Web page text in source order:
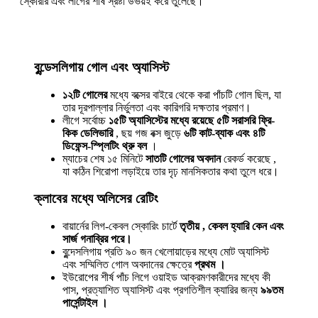
বুন্ডেসলিগায় গোল এবং অ্যাসিস্ট
১২টি গোলেরমধ্যে বক্সের বাইরে থেকে করা পাঁচটি গোল ছিল, যা
তার দূরপাল্লার নির্ভুলতা এবং কারিগরি দক্ষতার প্রমাণ।
লীগে সর্বোচ্চ ১৫টি অ্যাসিস্টের মধ্যে রয়েছে ৫টি সরাসরি ফ্রি-
কিক ডেলিভারি , ছয় গজ বক্স জুড়ে ৬টি কাট-ব্যাক এবং ৪টি
ডিফেন্স-স্প্লিটিং থ্রু বল ।
ম্যাচের শেষ ১৫ মিনিটেসাতটি গোলের অবদানরেকর্ড করেছে ,
যা কঠিন শিরোপা লড়াইয়ে তার দৃঢ় মানসিকতার কথা তুলে ধরে।
ক্লাবের মধ্যে অলিসের রেটিং
বায়ার্নের লিগ-কেবল স্কোরিং চার্টেতৃতীয় , কেবল হ্যারি কেন এবং
সার্জ গনাব্রির পরে।
বুন্দেসলিগায় প্রতি ৯০ জন খেলোয়াড়ের মধ্যে মোট অ্যাসিস্ট
এবং সম্মিলিত গোল অবদানের ক্ষেত্রেপ্রথম ।
ইউরোপের শীর্ষ পাঁচ লিগে ওয়াইড আক্রমণকারীদের মধ্যে কী
পাস, প্রত্যাশিত অ্যাসিস্ট এবং প্রগতিশীল ক্যারির জন্য ৯৯তম
পার্সেন্টাইল ।